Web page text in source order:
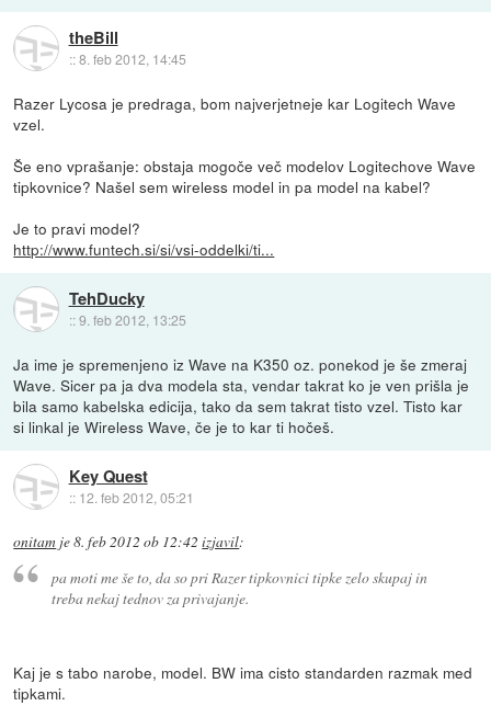
theBill
::8. feb 2012, 14:45
Razer Lycosa je predraga, bom najverjetneje kar Logitech Wave
vzel.
Še eno vprašanje: obstaja mogoče več modelov Logitechove Wave
tipkovnice? Našel sem wireless model in pa model na kabel?
Je to pravi model?
http://www.funtech.si/si/vsi-oddelki/ti...
TehDucky
::9. feb 2012, 13:25
Ja ime je spremenjeno iz Wave na K350 oz. ponekod je še zmeraj
Wave. Sicer pa ja dva modela sta, vendar takrat ko je ven prišla je
bila samo kabelska edicija, tako da sem takrat tisto vzel. Tisto kar
si linkal je Wireless Wave, če je to kar ti hočeš.
Key Quest
:: 12. feb 2012, 05:21
onitam je8. feb 2012 ob 12:42 izjavil:
pa moti me še to, da so pri Razer tipkovnici tipke zelo skupaj in
treba nekaj tednov za privajanje.
Kaj je s tabo narobe, model. BW ima cisto standarden razmak med
tipkami.